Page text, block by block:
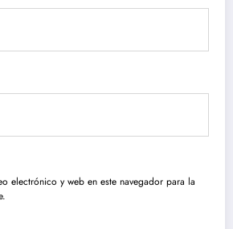
electrónico y web en este navegador para la